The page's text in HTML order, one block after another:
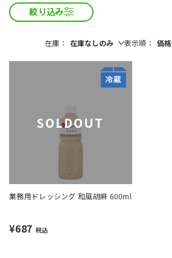
絞り込み
在庫 表示順
SOLDOUT
業務用ドレッシング 和風胡麻 600ml
¥687 税込